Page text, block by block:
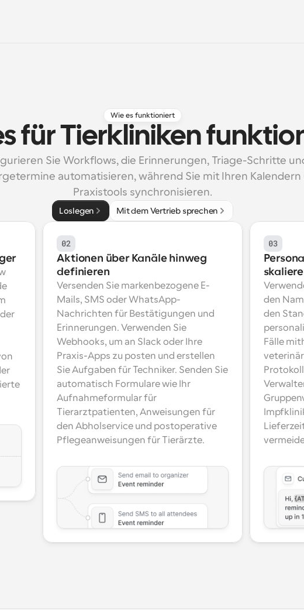
Wie es funktioniert
für Tierkliniken
Sie Workflows, die Erinnerungen, Triage-Schritte
automatisieren, während Sie mit Ihren Kalendern
Praxistools synchronisieren.
Loslegen Mit dem Vertrieb sprechen
02
Aktionen über Kanäle hinweg
definieren
Versenden Sie markenbezogene E-
Mails, SMS oder WhatsApp-
Nachrichten für Bestätigungen und
Erinnerungen. Verwenden Sie
Webhooks, um an Slack oder Ihre
Praxis-Apps zu posten und erstellen
Sie Aufgaben für Techniker. Senden Sie
automatisch Formulare wie Ihr
Aufnahmeformular für
Tierarztpatienten, Anweisungen für
den Abholservice und postoperative
Pflegeanweisungen für Tierärzte.
03
den
den
Fälle